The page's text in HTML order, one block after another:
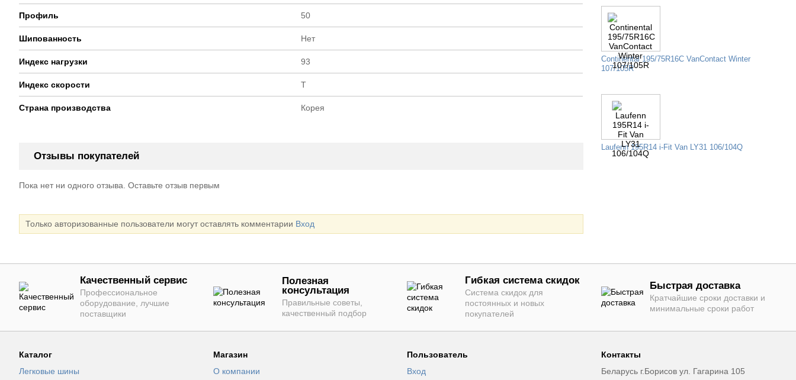
Профиль 50
Шипованность Нет
Индекс нагрузки 93
Индекс скорости T
Страна производства Корея
Отзывы покупателей
Пока нет ни одного отзыва. Оставьте отзыв первым
Только авторизованные пользователи могут оставлять комментарии Вход
Continental 195/75R16C VanContact Winter
107/105R
Laufenn 195R14 i-Fit Van LY31 106/104Q
Качественный сервис
Профессиональное
оборудование, лучшие
поставщики
Полезная
консультация
Правильные советы,
качественный подбор
Гибкая система скидок
Система скидок для
постоянных и новых
покупателей
Быстрая доставка
Кратчайшие сроки доставки и
минимальные сроки работ
Каталог
Легковые шины
Магазин
О компании
Пользователь
Вход
Контакты
Беларусь г.Борисов ул. Гагарина 105